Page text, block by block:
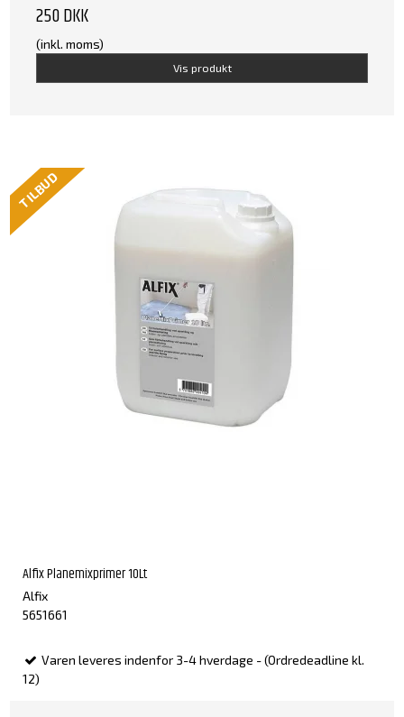
250 DKK
(inkl. moms)
Vis produkt
TILBUD
Alfix Planemixprimer 10Lt
Alfix
5651661
Varen leveres indenfor 3-4 hverdage - (Ordredeadline kl.
12)